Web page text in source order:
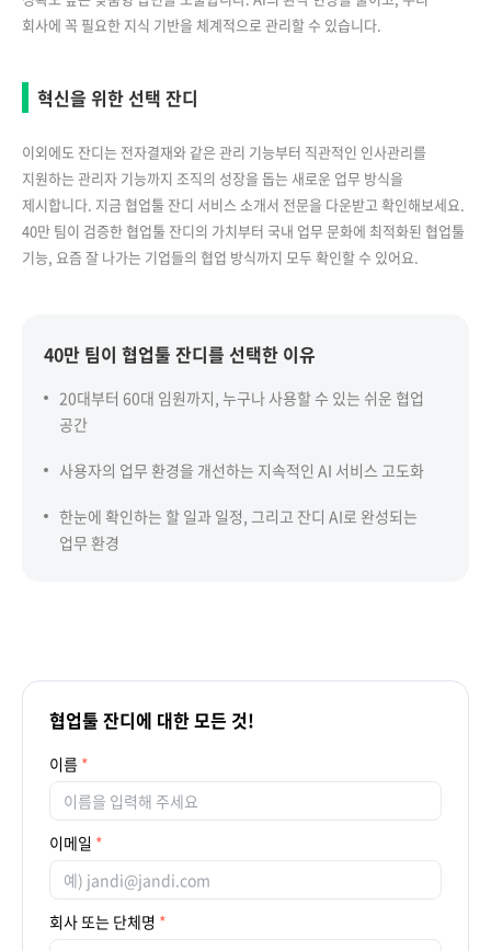
회사에 꼭 필요한 지식 기반을 체계적으로 관리할 수 있습니다.
혁신을 위한 선택 잔디
이외에도 잔디는 전자결재와 같은 관리 기능부터 직관적인 인사관리를
지원하는 관리자 기능까지 조직의 성장을 돕는 새로운 업무 방식을
제시합니다. 지금 협업툴 잔디 서비스 소개서 전문을 다운받고 확인해보세요.
40만 팀이 검증한 협업툴 잔디의 가치부터 국내 업무 문화에 최적화된 협업툴
기능, 요즘 잘 나가는 기업들의 협업 방식까지 모두 확인할 수 있어요.
40만 팀이 협업툴 잔디를 선택한 이유
20대부터 60대 임원까지, 누구나 사용할 수 있는 쉬운 협업
공간
사용자의 업무 환경을 개선하는 지속적인 AI 서비스 고도화
한눈에 확인하는 할 일과 일정, 그리고 잔디 AI로 완성되는
업무 환경
협업툴 잔디에 대한 모든 것!
이름
이메일
회사 또는 단체명